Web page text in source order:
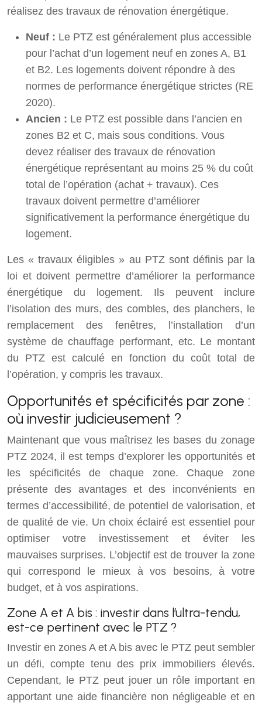
réalisez des travaux de rénovation énergétique.
Neuf : Le PTZ est généralement plus accessible
pour l’achat d’un logement neuf en zones A, B1
et B2. Les logements doivent répondre à des
normes de performance énergétique strictes (RE
2020).
Ancien : Le PTZ est possible dans l’ancien en
zones B2 et C, mais sous conditions. Vous
devez réaliser des travaux de rénovation
énergétique représentant au moins 25 % du coût
total de l’opération (achat + travaux). Ces
travaux doivent permettre d’améliorer
significativement la performance énergétique du
logement.
Les « travaux éligibles » au PTZ sont définis par la
loi et doivent permettre d’améliorer la performance
énergétique du logement. Ils peuvent inclure
l’isolation des murs, des combles, des planchers, le
remplacement des fenêtres, l’installation d’un
système de chauffage performant, etc. Le montant
du PTZ est calculé en fonction du coût total de
l’opération, y compris les travaux.
Opportunités et spécificités par zone :
où investir judicieusement ?
Maintenant que vous maîtrisez les bases du zonage
PTZ 2024, il est temps d’explorer les opportunités et
les spécificités de chaque zone. Chaque zone
présente des avantages et des inconvénients en
termes d’accessibilité, de potentiel de valorisation, et
de qualité de vie. Un choix éclairé est essentiel pour
optimiser votre investissement et éviter les
mauvaises surprises. L’objectif est de trouver la zone
qui correspond le mieux à vos besoins, à votre
budget, et à vos aspirations.
Zone A et A bis : investir dans l’ultra-tendu,
est-ce pertinent avec le PTZ ?
Investir en zones A et A bis avec le PTZ peut sembler
un défi, compte tenu des prix immobiliers élevés.
Cependant, le PTZ peut jouer un rôle important en
apportant une aide financière non négligeable et en